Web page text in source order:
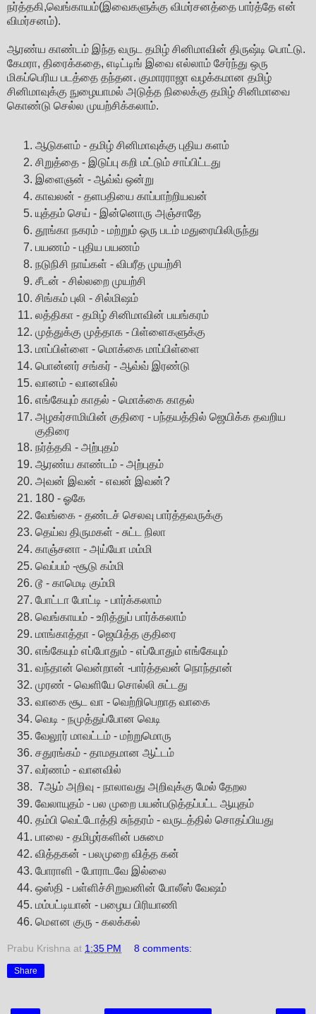
நர்த்தகி,வெங்காயம்(இவைகளுக்கு விமர்சனத்தை பார்த்தே என்
விமர்சனம்).
ஆரண்ய காண்டம் இந்த வருட தமிழ் சினிமாவின் திருஷ்டி பொட்டு.
கேமரா, திரைக்கதை, எடிட்டிங் இவை எல்லாம் சேர்ந்து ஒரு
மிகப்பெரிய படத்தை தந்தன. குமாரராஜா வழக்கமான தமிழ்
சினிமாவுக்கு நுழையாமல் அடுத்த நிலைக்கு தமிழ் சினிமாவை
கொண்டு செல்ல முயற்சிக்கலாம்.
ஆடுகளம் - தமிழ் சினிமாவுக்கு புதிய களம்
சிறுத்தை - இடுப்பு கறி மட்டும் சாப்பிட்டது
இளைஞன் - ஆவ்வ் ஒன்று
காவலன் - தளபதியை காப்பாற்றியவன்
யுத்தம் செய் - இன்னொரு அஞ்சாதே
தூங்கா நகரம் - மற்றும் ஒரு படம் மதுரையிலிருந்து
பயணம் - புதிய பயணம்
நடுநிசி நாய்கள் - விபரீத முயற்சி
சீடன் - சில்லறை முயற்சி
சிங்கம் புலி - சில்மிஷம்
லத்திகா - தமிழ் சினிமாவின் பயங்கரம்
முத்துக்கு முத்தாக - பிள்ளைகளுக்கு
மாப்பிள்ளை - மொக்கை மாப்பிள்ளை
பொன்னர் சங்கர் - ஆவ்வ் இரண்டு
வானம் - வானவில்
எங்கேயும் காதல் - மொக்கை காதல்
அழகர்சாமியின் குதிரை - பந்தயத்தில் ஜெயிக்க தவறிய
குதிரை
நர்த்தகி - அற்புதம்
ஆரண்ய காண்டம் - அற்புதம்
அவன் இவன் - எவன் இவன்?
180 - ஓகே
வேங்கை - தண்டச் செலவு பார்த்தவருக்கு
தெய்வ திருமகள் - சுட்ட நிலா
காஞ்சனா - அய்யோ மம்மி
வெப்பம் -சூடு கம்மி
டூ - காமெடி கும்மி
போட்டா போட்டி - பார்க்கலாம்
வெங்காயம் - உரித்துப் பார்க்கலாம்
மாங்காத்தா - ஜெயித்த குதிரை
எங்கேயும் எப்போதும் - எப்போதும் எங்கேயும்
வந்தான் வென்றான் -பார்த்தவன் நொந்தான்
முரண் - வெளியே சொல்லி சுட்டது
வாகை சூட வா - வெற்றிபெறாத வாகை
வெடி - நமுத்துப்போன வெடி
வேலூர் மாவட்டம் - மற்றுமொரு
சதுரங்கம் - தாமதமான ஆட்டம்
வர்ணம் - வானவில்
7ஆம் அறிவு - நாலாவது அறிவுக்கு மேல் தேறல
வேலாயுதம் - பல முறை பயன்படுத்தப்பட்ட ஆயுதம்
தம்பி வெட்டோத்தி சுந்தரம் - வருடத்தில் சொதப்பியது
பாலை - தமிழர்களின் பசுமை
வித்தகன் - பலமுறை வித்த கன்
போராளி - போராடவே இல்லை
ஒஸ்தி - பள்ளிச்சிறுவனின் போலீஸ் வேஷம்
மம்பட்டியான் - பழைய பிரியாணி
மௌன குரு - கலக்கல்
Prabu Krishna at 1:35 PM 8 comments:
Share